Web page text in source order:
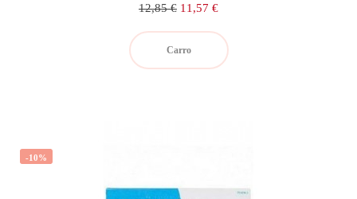
Precio
12,85 € Precio
11,57 €
Carro
-10%